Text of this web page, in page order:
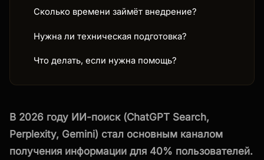
Сколько времени займёт внедрение?
Нужна ли техническая подготовка?
Что делать, если нужна помощь?
В 2026 году ИИ-поиск (ChatGPT Search,
Perplexity, Gemini) стал основным каналом
получения информации для 40% пользователей.